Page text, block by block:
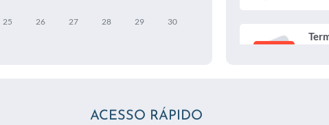
25 26 27 28 29 30
ACESSO RÁPIDO